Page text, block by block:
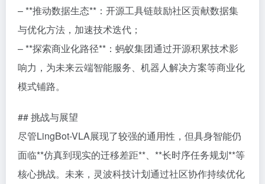
– **推动数据生态**：开源工具链鼓励社区贡献数据集
与优化方法，加速技术迭代；
– **探索商业化路径**：蚂蚁集团通过开源积累技术影
响力，为未来云端智能服务、机器人解决方案等商业化
模式铺路。
## 挑战与展望
尽管LingBot-VLA展现了较强的通用性，但具身智能仍
面临**仿真到现实的迁移差距**、**长时序任务规划**等
核心挑战。未来，灵波科技计划通过社区协作持续优化